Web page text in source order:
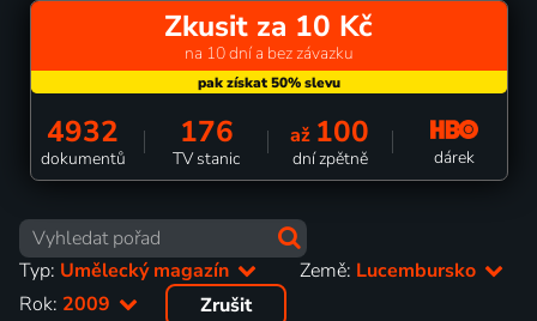
Zkusit za 10 Kč
na 10 dní a bez závazku
4932
dokumentů
176
TV stanic
až 100
dní zpětně dárek
Typ: Umělecký magazín Země: Lucembursko
Rok: 2009 Zrušit